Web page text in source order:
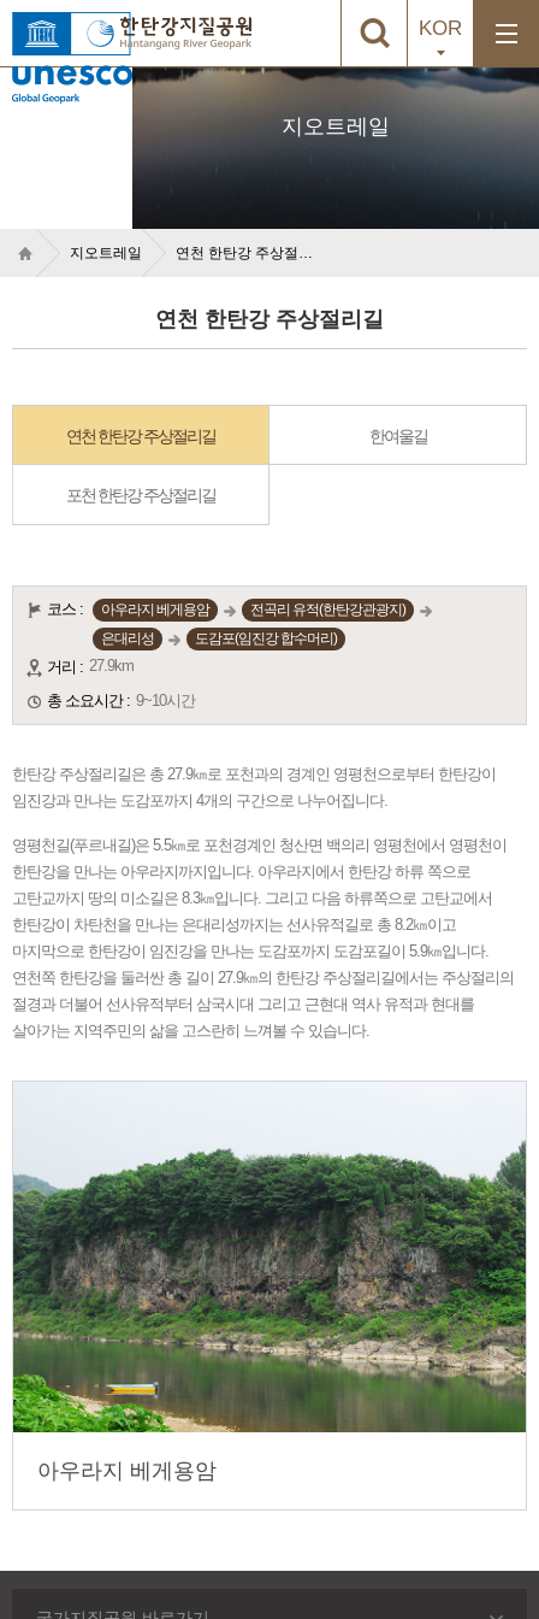
KOR
지오트레일
지오트레일 연천 한탄강 주상절리길
연천 한탄강 주상절리길
연천 한탄강 주상절리길 한여울길
포천 한탄강 주상절리길
코스 : 아우라지 베게용암
전곡리 유적(한탄강관광지)
은대리성
도감포(임진강 합수머리)
거리 : 27.9km
총 소요시간 : 9~10시간
한탄강 주상절리길은 총 27.9㎞로 포천과의 경계인 영평천으로부터 한탄강이
임진강과 만나는 도감포까지 4개의 구간으로 나누어집니다.
영평천길(푸르내길)은 5.5㎞로 포천경계인 청산면 백의리 영평천에서 영평천이
한탄강을 만나는 아우라지까지입니다. 아우라지에서 한탄강 하류 쪽으로
고탄교까지 땅의 미소길은 8.3㎞입니다. 그리고 다음 하류쪽으로 고탄교에서
한탄강이 차탄천을 만나는 은대리성까지는 선사유적길로 총 8.2㎞이고
마지막으로 한탄강이 임진강을 만나는 도감포까지 도감포길이 5.9㎞입니다.
연천쪽 한탄강을 둘러싼 총 길이 27.9㎞의 한탄강 주상절리길에서는 주상절리의
절경과 더불어 선사유적부터 삼국시대 그리고 근현대 역사 유적과 현대를
살아가는 지역주민의 삶을 고스란히 느껴볼 수 있습니다.
아우라지 베게용암